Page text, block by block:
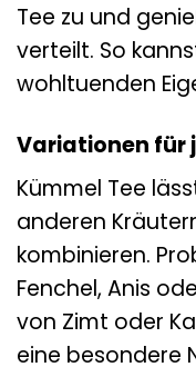
Tee zu und
verteilt. So
wohltuenden
Variationen für
Kümmel Tee
anderen
kombinieren.
Fenchel, Anis
von Zimt oder
eine besondere